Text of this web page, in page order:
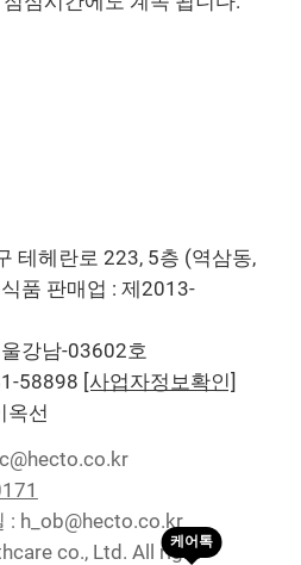
테헤란로 223, 5층 (역삼동,
품 판매업 : 제2013-
강남-03602호
58898 [사업자정보확인]
옥선
: h_ob@hecto.co.kr
co., Ltd. All right